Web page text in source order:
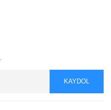
KAYDOL